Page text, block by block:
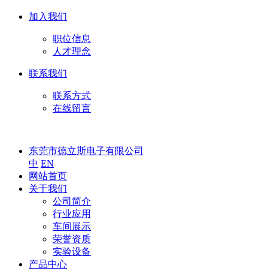
加入我们
职位信息
人才理念
联系我们
联系方式
在线留言
东莞市德立斯电子有限公司
中 EN
网站首页
关于我们
公司简介
行业应用
车间展示
荣誉资质
实验设备
产品中心